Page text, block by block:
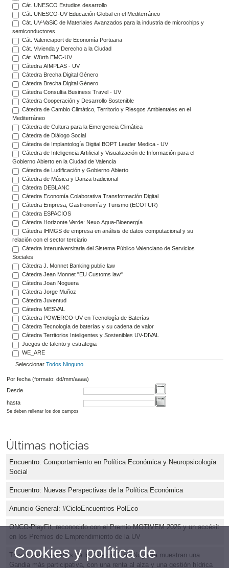
Cát. UNESCO Estudios desarrollo
Cát. UNESCO-UV Educación Global en el Mediterráneo
Cát. UV-VaSiC de Materiales Avanzados para la industria de microchips y
semiconductores
Cát. Valenciaport de Economía Portuaria
Cát. Vivienda y Derecho a la Ciudad
Cát. Würth EMC-UV
Cátedra AIMPLAS - UV
Cátedra Brecha Digital Género
Cátedra Brecha Digital Género
Cátedra Consultia Business Travel - UV
Cátedra Cooperación y Desarrollo Sostenible
Cátedra de Cambio Climático, Territorio y Riesgos Ambientales en el
Mediterráneo
Cátedra de Cultura para la Emergencia Climática
Cátedra de Diálogo Social
Cátedra de Implantología Digital BOPT Leader Medica - UV
Cátedra de Inteligencia Artificial y Visualización de Información para el
Gobierno Abierto en la Ciudad de Valencia
Cátedra de Ludificación y Gobierno Abierto
Cátedra de Música y Danza tradicional
Cátedra DEBLANC
Cátedra Economía Colaborativa Transformación Digital
Cátedra Empresa, Gastronomía y Turismo (ECOTUR)
Cátedra ESPACIOS
Cátedra Horizonte Verde: Nexo Agua-Bioenergía
Cátedra IHMGS de empresa en análisis de datos computacional y su
relación con el sector terciario
Cátedra Interuniversitaria del Sistema Público Valenciano de Servicios
Sociales
Cátedra J. Monnet Banking public law
Cátedra Jean Monnet "EU Customs law"
Cátedra Joan Noguera
Cátedra Jorge Muñoz
Cátedra Juventud
Cátedra MESVAL
Cátedra POWERCO-UV en Tecnología de Baterías
Cátedra Tecnología de baterías y su cadena de valor
Cátedra Territorios Inteligentes y Sostenibles UV-DIVAL
Juegos de talento y estrategia
WE_ARE
Seleccionar Todos Ninguno
Por fecha (formato: dd/mm/aaaa)
Desde
hasta
Se deben rellenar los dos campos
Últimas noticias
Encuentro: Comportamiento en Política Económica y Neuropsicología
Social
Encuentro: Nuevas Perspectivas de la Política Económica
Anuncio General: #CicloEncuentros PolEco
ONCO-PlayFit, reconocido con el Premio MOTIVEM 2026 y un accésit
en los Premios de Emprendimiento de la UV
Tres nuevos estudios de la Cátedra Joan Noguera muestran una
Gandia más participativa, con una renta al alza y una gestión hídrica
Cookies y política de